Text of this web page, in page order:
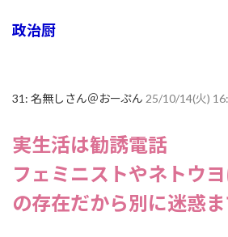
政治厨
31: 名無しさん＠おーぷん 25/10/14(火)
実生活は勧誘電話
フェミニストやネトウ
の存在だから別に迷惑